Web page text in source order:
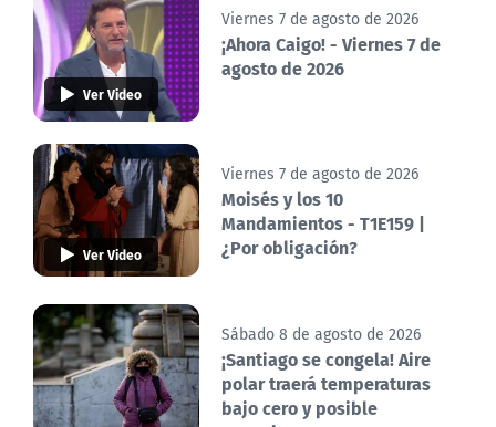
Ver Video
Viernes 7 de agosto de 2026
¡Ahora Caigo! - Viernes 7 de
agosto de 2026
Ver Video
Viernes 7 de agosto de 2026
Moisés y los 10
Mandamientos - T1E159 |
¿Por obligación?
Sábado 8 de agosto de 2026
¡Santiago se congela! Aire
polar traerá temperaturas
bajo cero y posible